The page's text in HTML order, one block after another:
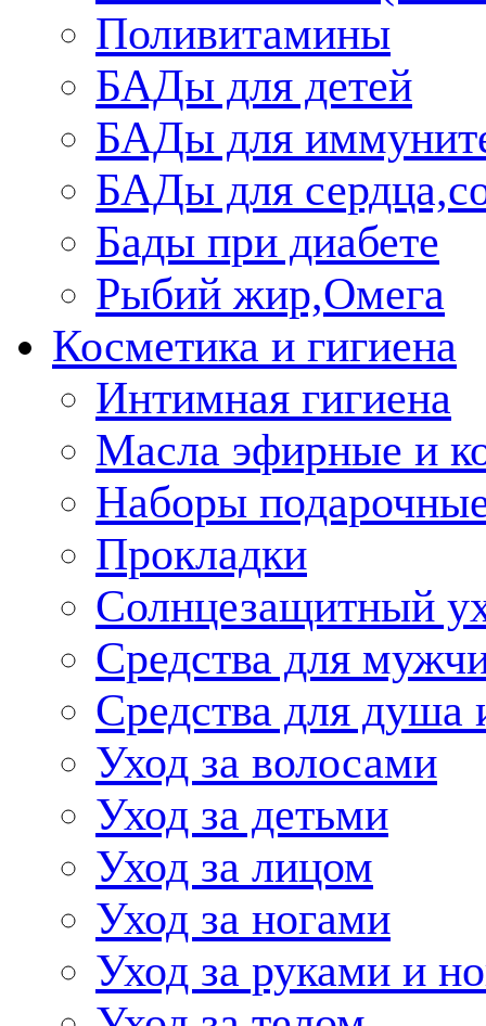
Поливитамины
БАДы для детей
БАДы для
БАДы для
Бады при диабете
Рыбий жир,Омега
Косметика и гигиена
Интимная гигиена
Масла эфирные и
Наборы
Прокладки
Солнцезащитный
Средства для
Средства для душа
Уход за волосами
Уход за детьми
Уход за лицом
Уход за ногами
Уход за руками и